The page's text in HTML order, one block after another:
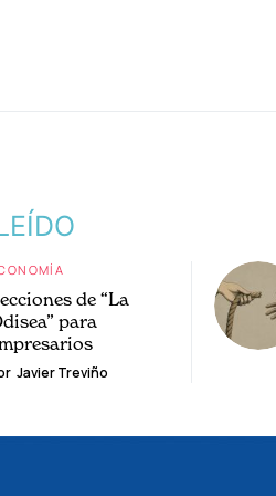
de “La
para
Javier Treviño